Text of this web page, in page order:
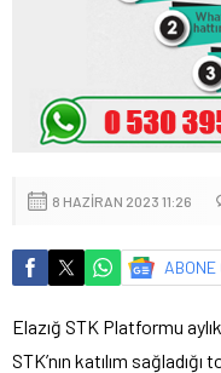
8 HAZIRAN 2023 11:26
ABONE
Elazığ STK Platformu
STK’nın katılım